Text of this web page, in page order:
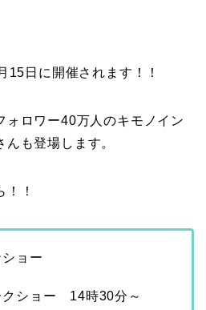
15日に開催されます！！
ォロワー40万人のキモノイン
も登場します。
！
ショー
クショー 14時30分～